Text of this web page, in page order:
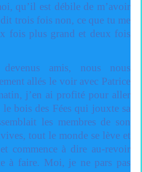
qu’il est débile de m’avoir
trois fois non, ce que tu me
fois plus grand et deux fois
amis, nous nous
allés le voir avec Patrice
j’en ai profité pour aller
bois des Fées qui jouxte sa
les membres de son
tout le monde se lève et
commence à dire au-revoir
à faire. Moi, je ne pars pas